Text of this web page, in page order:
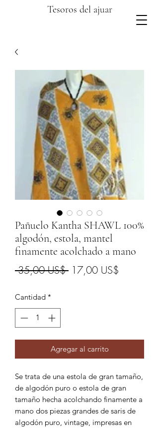
Tesoros del ajuar
Pañuelo Kantha SHAWL 100%
algodón, estola, mantel
finamente acolchado a mano
35,00 US$ Precio
17,00 US$
Cantidad *
Agregar al carrito
Se trata de una estola de gran tamaño,
de algodón puro o estola de gran
tamaño hecha acolchando finamente a
mano dos piezas grandes de saris de
algodón puro, vintage, impresas en